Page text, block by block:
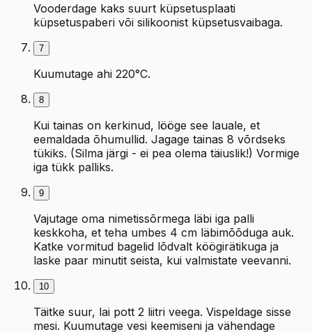
Vooderdage kaks suurt küpsetusplaati
küpsetuspaberi või silikoonist küpsetusvaibaga.
7
Kuumutage ahi 220°C.
8
Kui tainas on kerkinud, lööge see lauale, et
eemaldada õhumullid. Jagage tainas 8 võrdseks
tükiks. (Silma järgi - ei pea olema täiuslik!) Vormige
iga tükk palliks.
9
Vajutage oma nimetissõrmega läbi iga palli
keskkoha, et teha umbes 4 cm läbimõõduga auk.
Katke vormitud bagelid lõdvalt köögirätikuga ja
laske paar minutit seista, kui valmistate veevanni.
10
Täitke suur, lai pott 2 liitri veega. Vispeldage sisse
mesi. Kuumutage vesi keemiseni ja vähendage